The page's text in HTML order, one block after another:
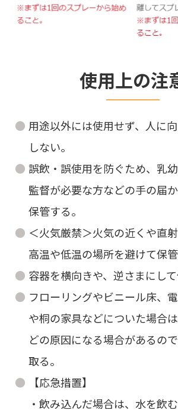
使用上の注
用途以外には使用せず、人に
しない。
誤飲・誤使用を防ぐため、乳
監督が必要な方などの手の届
保管する。
＜火気厳禁＞火気の近くや直
高温や低温の場所を避けて保管
容器を横向きや、逆さまにして
フローリングやビニール床、
や桐の家具などについた場合
どの原因になる場合があるの
取る。
【応急措置】
・飲み込んだ場合は、水を飲